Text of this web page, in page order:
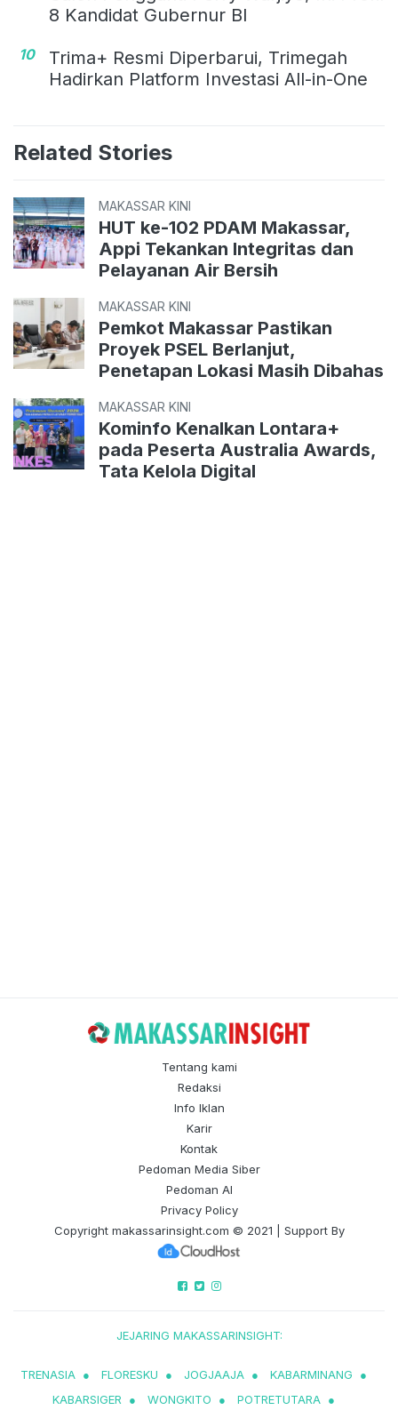
8 Kandidat Gubernur BI
10
Trima+ Resmi Diperbarui, Trimegah
Hadirkan Platform Investasi All-in-One
Related Stories
MAKASSAR KINI
HUT ke-102 PDAM Makassar,
Appi Tekankan Integritas dan
Pelayanan Air Bersih
MAKASSAR KINI
Pemkot Makassar Pastikan
Proyek PSEL Berlanjut,
Penetapan Lokasi Masih Dibahas
MAKASSAR KINI
Kominfo Kenalkan Lontara+
pada Peserta Australia Awards,
Tata Kelola Digital
Tentang kami
Redaksi
Info Iklan
Karir
Kontak
Pedoman Media Siber
Pedoman AI
Privacy Policy
Copyright makassarinsight.com © 2021 | Support By
JEJARING MAKASSARINSIGHT:
TRENASIA ● FLORESKU ● JOGJAAJA ● KABARMINANG
●
KABARSIGER ● WONGKITO ● POTRETUTARA ●